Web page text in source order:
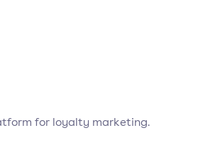
for loyalty marketing.